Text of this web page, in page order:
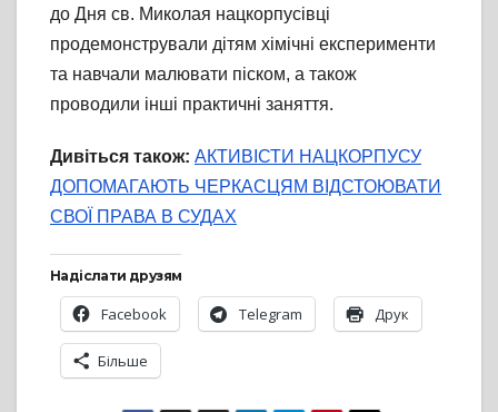
до Дня св. Миколая нацкорпусівці
продемонстрували дітям хімічні експерименти
та навчали малювати піском, а також
проводили інші практичні заняття.
Дивіться також: АКТИВІСТИ НАЦКОРПУСУ
ДОПОМАГАЮТЬ ЧЕРКАСЦЯМ ВІДСТОЮВАТИ
СВОЇ ПРАВА В СУДАХ
Надіслати друзям
Facebook Telegram Друк
Більше